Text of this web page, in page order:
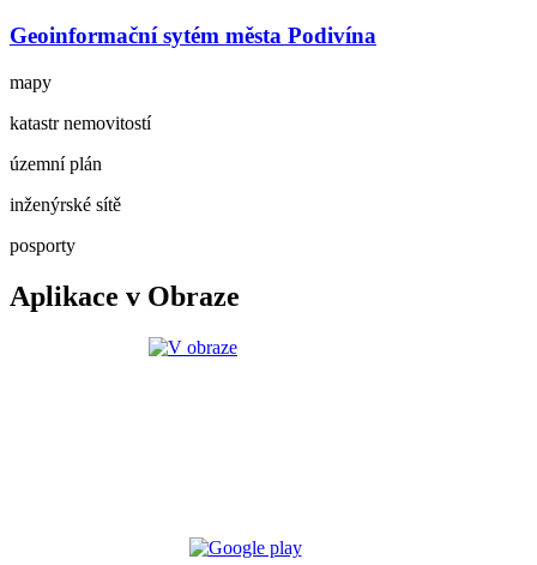
Geoinformační sytém města Podivína
mapy
katastr nemovitostí
územní plán
inženýrské sítě
posporty
Aplikace v Obraze